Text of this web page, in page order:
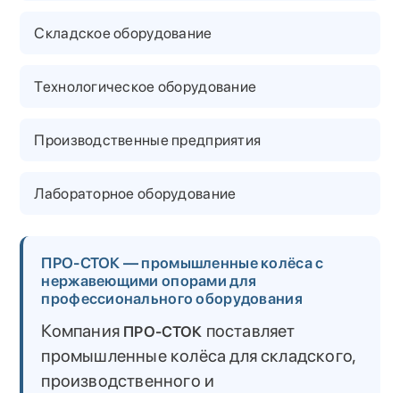
Складское оборудование
Технологическое оборудование
Производственные предприятия
Лабораторное оборудование
ПРО-СТОК — промышленные колёса с
нержавеющими опорами для
профессионального оборудования
Компания ПРО-СТОК поставляет
промышленные колёса для складского,
производственного и